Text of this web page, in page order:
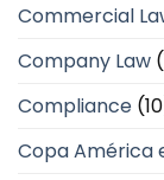
Commercial
Company Law
Compliance
Copa América